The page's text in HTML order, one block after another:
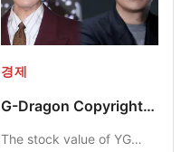
global growth.
경제
G-Dragon Copyright
Entertainment's Stock
The stock value of YG